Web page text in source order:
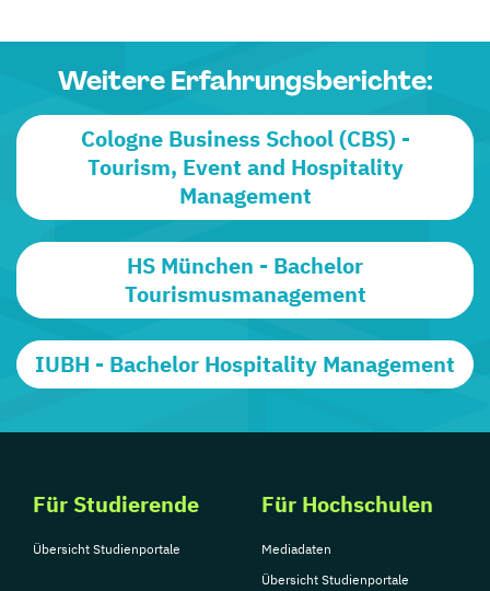
Weitere Erfahrungsberichte:
Cologne Business School (CBS) -
Tourism, Event and Hospitality
Management
HS München - Bachelor
Tourismusmanagement
IUBH - Bachelor Hospitality Management
Für Studierende
Übersicht Studienportale
Für Hochschulen
Mediadaten
Übersicht Studienportale